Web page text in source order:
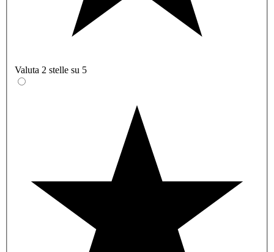
Valuta 2 stelle su 5